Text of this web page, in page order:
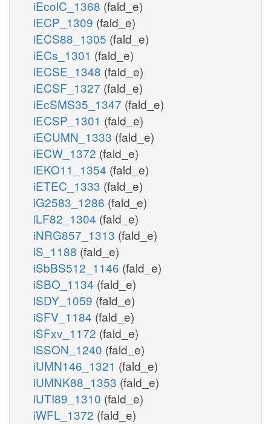
iEcolC_1368 (fald_e)
iECP_1309 (fald_e)
iECS88_1305 (fald_e)
iECs_1301 (fald_e)
iECSE_1348 (fald_e)
iECSF_1327 (fald_e)
iEcSMS35_1347 (fald_e)
iECSP_1301 (fald_e)
iECUMN_1333 (fald_e)
iECW_1372 (fald_e)
iEKO11_1354 (fald_e)
iETEC_1333 (fald_e)
iG2583_1286 (fald_e)
iLF82_1304 (fald_e)
iNRG857_1313 (fald_e)
iS_1188 (fald_e)
iSbBS512_1146 (fald_e)
iSBO_1134 (fald_e)
iSDY_1059 (fald_e)
iSFV_1184 (fald_e)
iSFxv_1172 (fald_e)
iSSON_1240 (fald_e)
iUMN146_1321 (fald_e)
iUMNK88_1353 (fald_e)
iUTI89_1310 (fald_e)
iWFL_1372 (fald_e)